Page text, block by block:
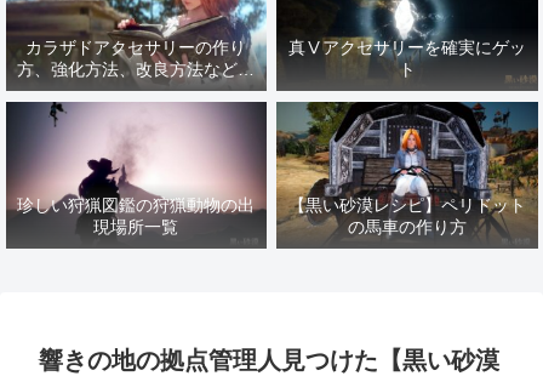
カラザドアクセサリーの作り
方、強化方法、改良方法などま
とめ【黒い砂漠冒険日誌１４１
真Ⅴアクセサリーを確実にゲッ
ト
珍しい狩猟図鑑の狩猟動物の出
現場所一覧
【黒い砂漠レシピ】ペリドット
の馬車の作り方
響きの地の拠点管理人見つけた【黒い砂漠